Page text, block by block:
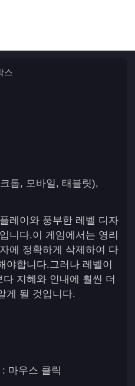
스
톱, 모바일, 태블릿),
레이와 풍부한 레벨 디자
니다.이 게임에서는 영리
에 정확하게 삭제하여 다
야합니다.그러나 레벨이
지혜와 인내에 훨씬 더
게 될 것입니다.
마우스 클릭